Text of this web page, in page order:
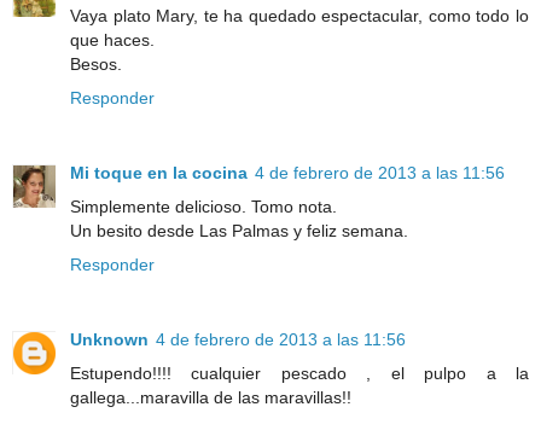
Vaya plato Mary, te ha quedado espectacular, como todo lo
que haces.
Besos.
Responder
Mi toque en la cocina 4 de febrero de 2013 a las 11:56
Simplemente delicioso. Tomo nota.
Un besito desde Las Palmas y feliz semana.
Responder
Unknown 4 de febrero de 2013 a las 11:56
Estupendo!!!! cualquier pescado , el pulpo a la
gallega...maravilla de las maravillas!!